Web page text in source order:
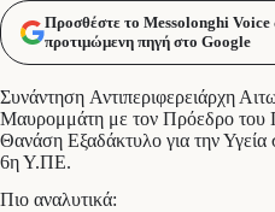
Προσθέστε το Messolonghi Voice
προτιμώμενη πηγή στο Google
Συνάντηση Αντιπεριφερειάρχη
Μαυρομμάτη με τον Πρόεδρο του
Θανάση Εξαδάκτυλο για την Υγεία
6η Υ.ΠΕ.
Πιο αναλυτικά: